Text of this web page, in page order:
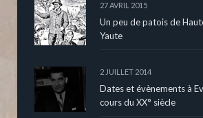
27 AVRIL 2015
Un peu de patois de
Yaute
2 JUILLET 2014
Dates et évènements à
cours du XX° siècle